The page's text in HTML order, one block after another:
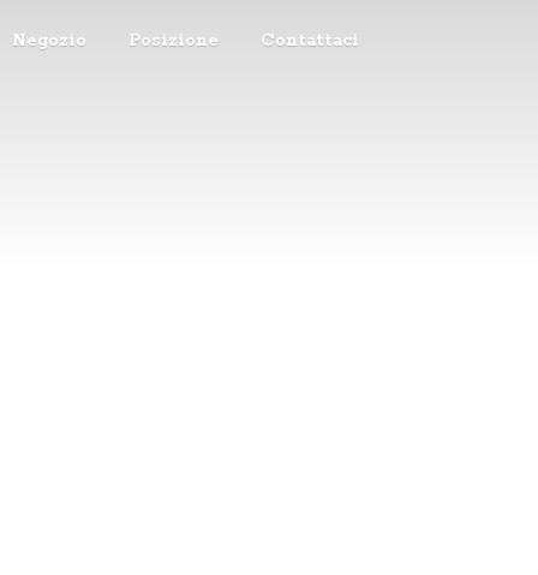
Negozio Posizione Contattaci